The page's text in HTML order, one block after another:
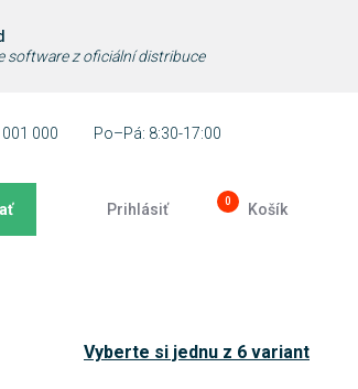
software z oficiální distribuce
000 Po–Pá: 8:30-17:00
Prihlásiť 0 Košík
Vyberte si jednu z 6 variant